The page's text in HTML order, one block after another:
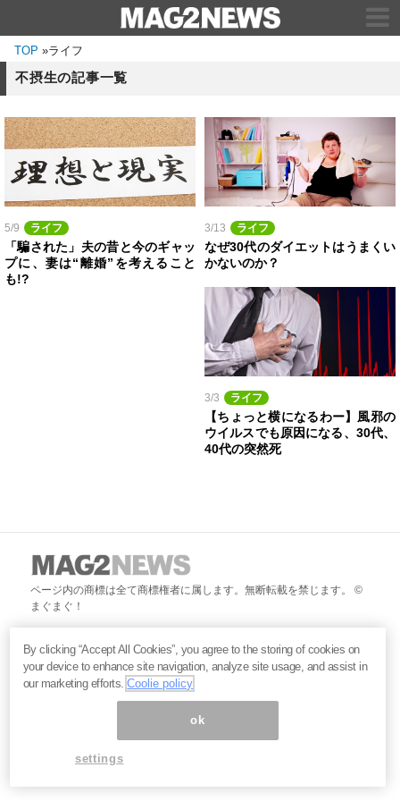
TOP »ライフ
不摂生の記事一覧
5/9 ライフ
「騙された」夫の昔と今のギャッ
プに、妻は“離婚”を考えること
も!?
3/13 ライフ
なぜ30代のダイエットはうまくい
かないのか？
3/3 ライフ
【ちょっと横になるわー】風邪の
ウイルスでも原因になる、30代、
40代の突然死
ページ内の商標は全て商標権者に属します。無断転載を禁じます。 ©
まぐまぐ！
By clicking “Accept All Cookies”, you agree to the storing of cookies on
your device to enhance site navigation, analyze site usage, and assist in
our marketing efforts.Coolie policy
ok
settings